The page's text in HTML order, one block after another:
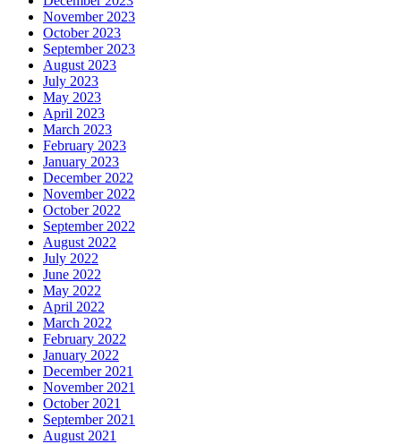
November 2023
October 2023
September 2023
August 2023
July 2023
May 2023
April 2023
March 2023
February 2023
January 2023
December 2022
November 2022
October 2022
September 2022
August 2022
July 2022
June 2022
May 2022
April 2022
March 2022
February 2022
January 2022
December 2021
November 2021
October 2021
September 2021
August 2021